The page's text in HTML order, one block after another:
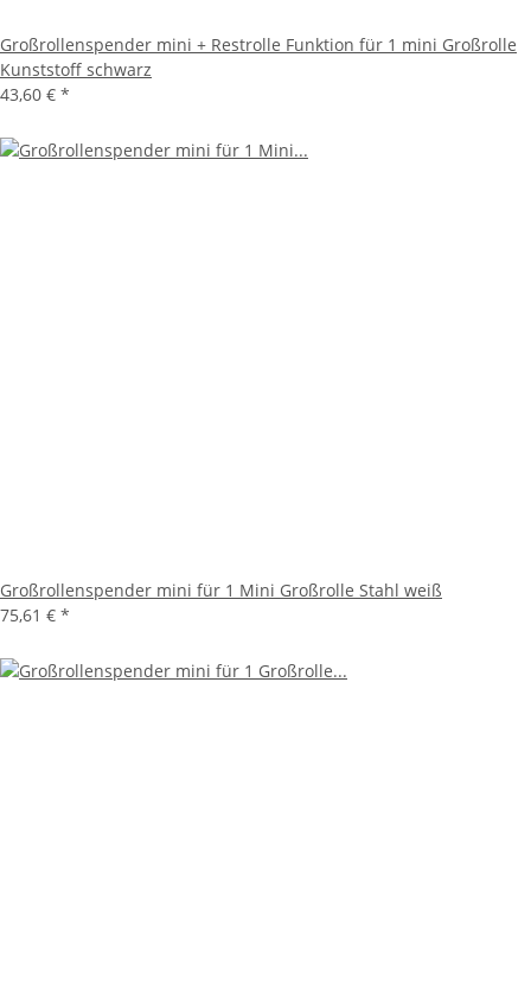
Großrollenspender mini + Restrolle Funktion für 1 mini Großrolle
Kunststoff schwarz
43,60 € *
Großrollenspender mini für 1 Mini Großrolle Stahl weiß
75,61 € *